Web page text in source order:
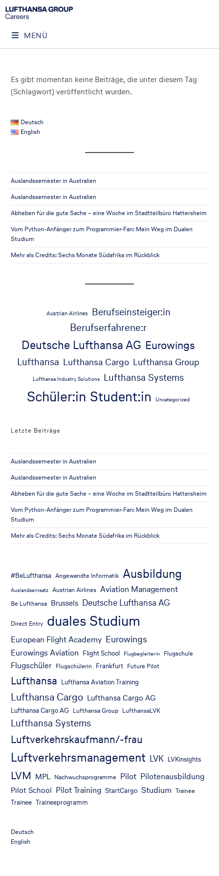
MENÜ
Es gibt momentan keine Beiträge, die unter diesem Tag
(Schlagwort) veröffentlicht wurden.
Deutsch
English
Auslandssemester in Australien
Auslandssemester in Australien
Abheben für die gute Sache – eine Woche im Stadtteilbüro Hattersheim
Vom Python-Anfänger zum Programmier-Fan: Mein Weg im Dualen
Studium
Mehr als Credits: Sechs Monate Südafrika im Rückblick
Austrian Airlines Berufseinsteiger:in
Berufserfahrene:r
Deutsche Lufthansa AG Eurowings
Lufthansa Lufthansa Cargo Lufthansa Group
Lufthansa Industry Solutions Lufthansa Systems
Schüler:in Student:in Uncategorized
Letzte Beiträge
Auslandssemester in Australien
Auslandssemester in Australien
Abheben für die gute Sache – eine Woche im Stadtteilbüro Hattersheim
Vom Python-Anfänger zum Programmier-Fan: Mein Weg im Dualen
Studium
Mehr als Credits: Sechs Monate Südafrika im Rückblick
#BeLufthansa Angewandte Informatik Ausbildung
Auslandseinsatz Austrian Airlines Aviation Management
Be Lufthansa Brussels Deutsche Lufthansa AG
Direct Entry duales Studium
European Flight Academy Eurowings
Eurowings Aviation Flight School Flugbegleiterin Flugschule
Flugschüler Flugschülerin Frankfurt Future Pilot
Lufthansa Lufthansa Aviation Training
Lufthansa Cargo Lufthansa Cargo AG
Lufthansa Cargo AG Lufthansa Group LufthansaLVK
Lufthansa Systems
Luftverkehrskaufmann/-frau
Luftverkehrsmanagement LVK LVKinsights
LVM MPL Nachwuchsprogramme Pilot Pilotenausbildung
Pilot School Pilot Training StartCargo Studium Trainee
Trainee Traineeprogramm
Deutsch
English